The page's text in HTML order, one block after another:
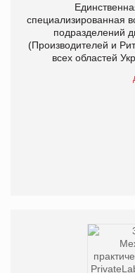
специализированная
подразделений
(Производителей и
всех областей